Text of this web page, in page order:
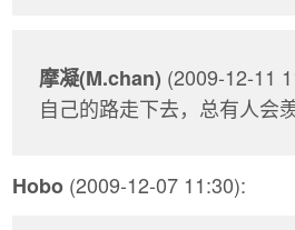
摩凝(M.chan) (2009-12-11
自己的路走下去，总有人会
Hobo (2009-12-07 11:30):